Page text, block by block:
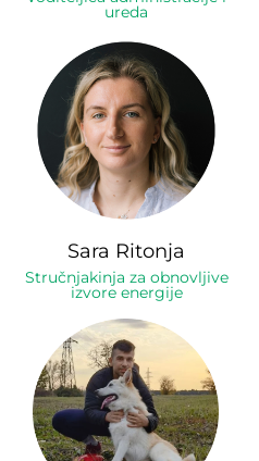
ureda
Sara Ritonja
Stručnjakinja za obnovljive
izvore energije